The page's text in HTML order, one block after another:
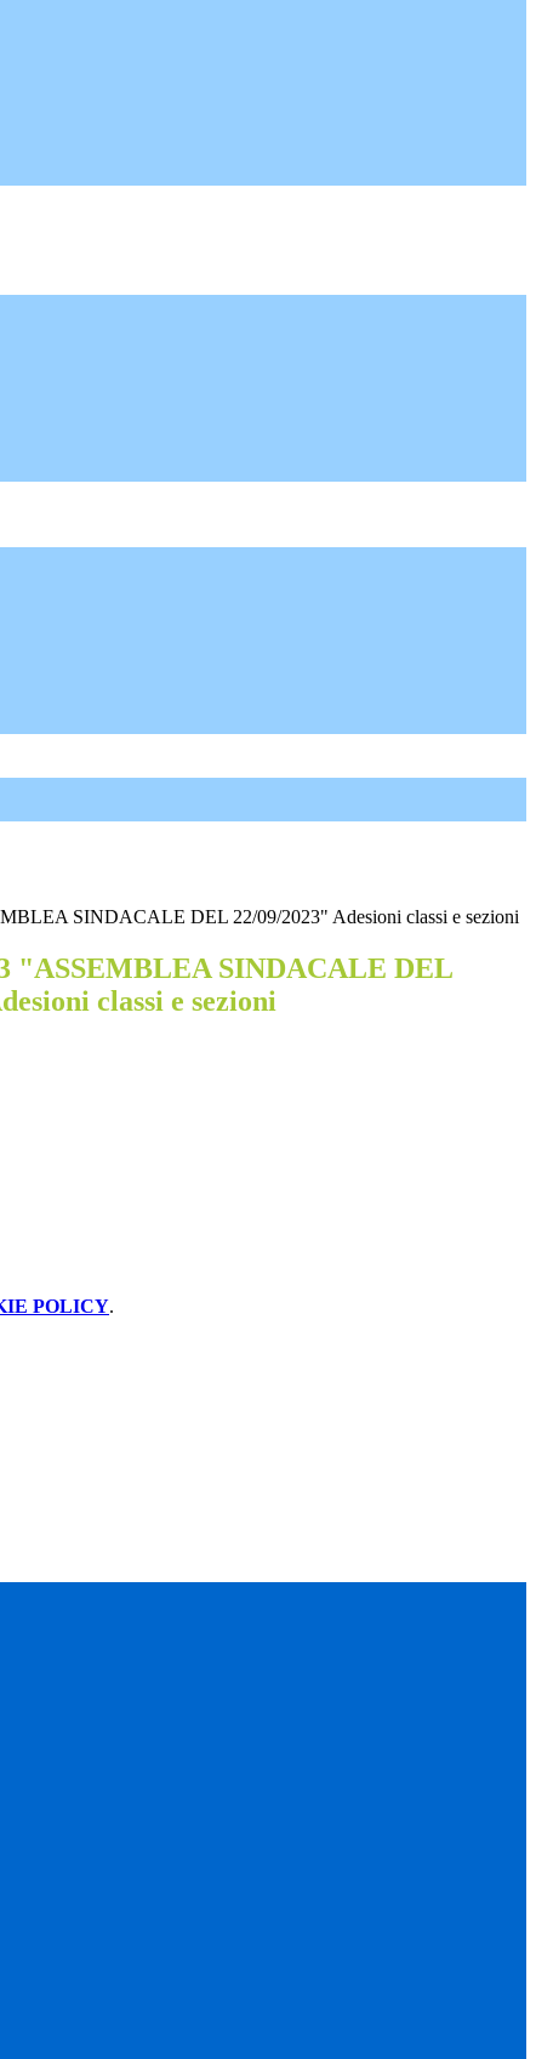
SINDACALE DEL 22/09/2023" Adesioni classi e sezioni
"ASSEMBLEA SINDACALE DEL
classi e sezioni
POLICY.